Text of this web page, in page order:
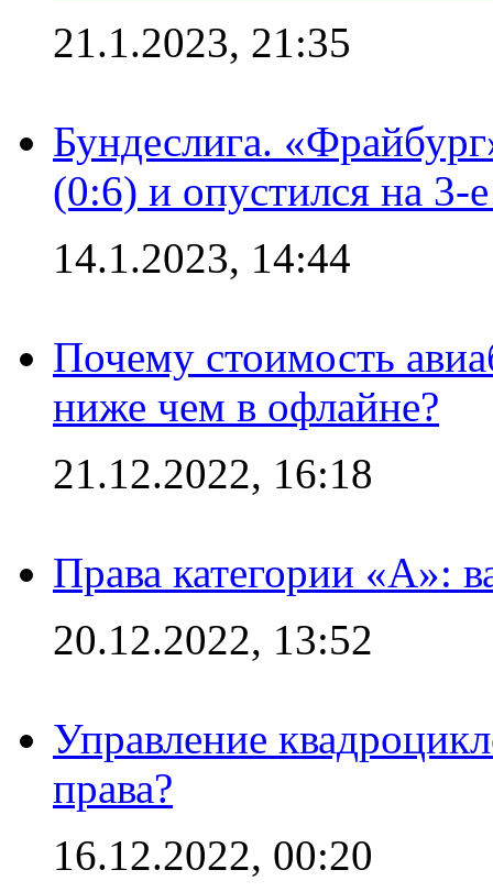
21.1.2023, 21:35
Бундеслига.
(0:6) и опустился на 3-
14.1.2023, 14:44
Почему стоимость
ниже чем в офлайне?
21.12.2022, 16:18
Права категории «А»:
20.12.2022, 13:52
Управление
права?
16.12.2022, 00:20